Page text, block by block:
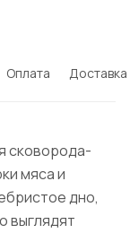
Оплата Доставка
сковорода-
мяса и
дно,
выглядят